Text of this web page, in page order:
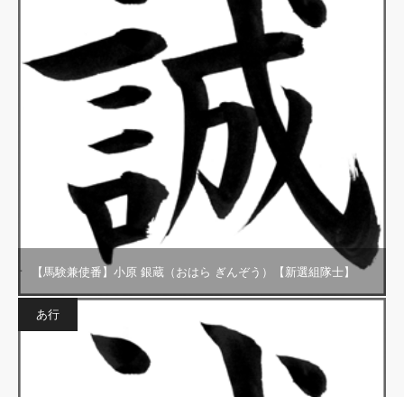
【馬験兼使番】小原 銀蔵（おはら ぎんぞう）【新選組隊士】
あ行